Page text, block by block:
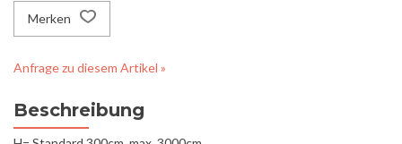
Merken
Anfrage zu diesem Artikel »
Beschreibung